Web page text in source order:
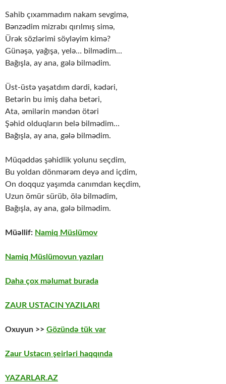
Sahib çıxammadım nakam sevgimə,
Bənzədim mizrabı qırılmış simə,
Ürək sözlərimi söyləyim kimə?
Günəşə, yağışa, yelə… bilmədim…
Bağışla, ay ana, gələ bilmədim.
Üst-üstə yaşatdım dərdi, kədəri,
Betərin bu imiş daha betəri,
Ata, əmilərin məndən ötəri
Şəhid olduqların belə bilmədim…
Bağışla, ay ana, gələ bilmədim.
Müqəddəs şəhidlik yolunu seçdim,
Bu yoldan dönmərəm deyə and içdim,
On doqquz yaşımda canımdan keçdim,
Uzun ömür sürüb, ölə bilmədim,
Bağışla, ay ana, gələ bilmədim.
Müəllif: Namiq Müslümov
Namiq Müslümovun yazıları
Daha çox məlumat burada
ZAUR USTACIN YAZILARI
Oxuyun >> Gözündə tük var
Zaur Ustacın şeirləri haqqında
YAZARLAR.AZ